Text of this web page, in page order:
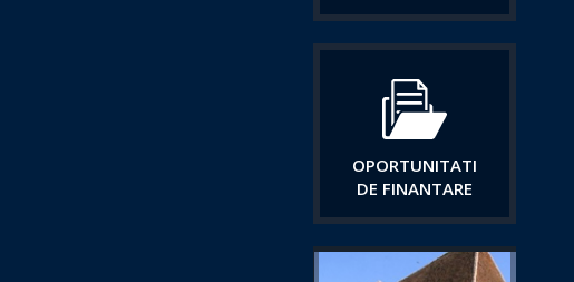
OPORTUNITATI
DE FINANTARE